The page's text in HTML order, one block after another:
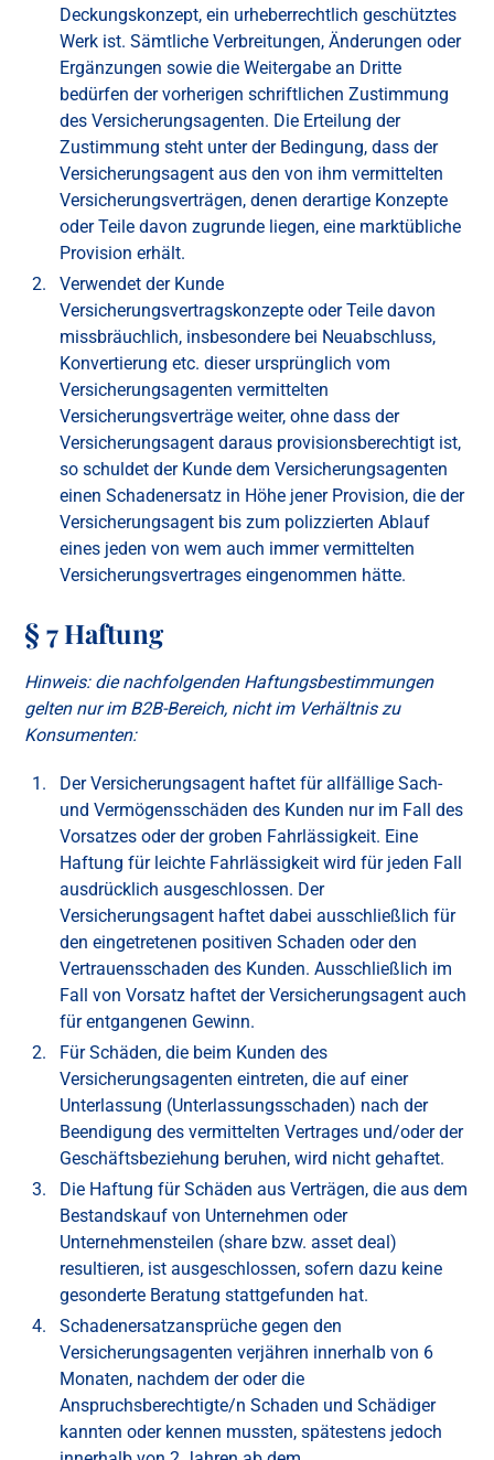
Deckungskonzept, ein urheberrechtlich geschütztes
Werk ist. Sämtliche Verbreitungen, Änderungen oder
Ergänzungen sowie die Weitergabe an Dritte
bedürfen der vorherigen schriftlichen Zustimmung
des Versicherungsagenten. Die Erteilung der
Zustimmung steht unter der Bedingung, dass der
Versicherungsagent aus den von ihm vermittelten
Versicherungsverträgen, denen derartige Konzepte
oder Teile davon zugrunde liegen, eine marktübliche
Provision erhält.
Verwendet der Kunde
Versicherungsvertragskonzepte oder Teile davon
missbräuchlich, insbesondere bei Neuabschluss,
Konvertierung etc. dieser ursprünglich vom
Versicherungsagenten vermittelten
Versicherungsverträge weiter, ohne dass der
Versicherungsagent daraus provisionsberechtigt ist,
so schuldet der Kunde dem Versicherungsagenten
einen Schadenersatz in Höhe jener Provision, die der
Versicherungsagent bis zum polizzierten Ablauf
eines jeden von wem auch immer vermittelten
Versicherungsvertrages eingenommen hätte.
§ 7 Haftung
Hinweis: die nachfolgenden Haftungsbestimmungen
gelten nur im B2B-Bereich, nicht im Verhältnis zu
Konsumenten:
Der Versicherungsagent haftet für allfällige Sach-
und Vermögensschäden des Kunden nur im Fall des
Vorsatzes oder der groben Fahrlässigkeit. Eine
Haftung für leichte Fahrlässigkeit wird für jeden Fall
ausdrücklich ausgeschlossen. Der
Versicherungsagent haftet dabei ausschließlich für
den eingetretenen positiven Schaden oder den
Vertrauensschaden des Kunden. Ausschließlich im
Fall von Vorsatz haftet der Versicherungsagent auch
für entgangenen Gewinn.
Für Schäden, die beim Kunden des
Versicherungsagenten eintreten, die auf einer
Unterlassung (Unterlassungsschaden) nach der
Beendigung des vermittelten Vertrages und/oder der
Geschäftsbeziehung beruhen, wird nicht gehaftet.
Die Haftung für Schäden aus Verträgen, die aus dem
Bestandskauf von Unternehmen oder
Unternehmensteilen (share bzw. asset deal)
resultieren, ist ausgeschlossen, sofern dazu keine
gesonderte Beratung stattgefunden hat.
Schadenersatzansprüche gegen den
Versicherungsagenten verjähren innerhalb von 6
Monaten, nachdem der oder die
Anspruchsberechtigte/n Schaden und Schädiger
kannten oder kennen mussten, spätestens jedoch